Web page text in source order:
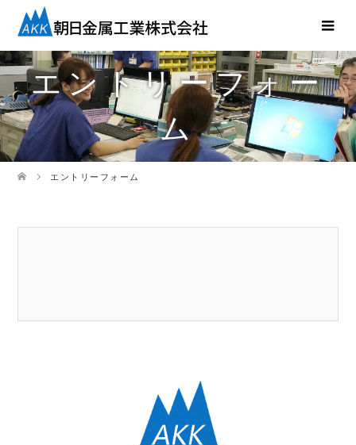
エントリーフォー
ム
エントリーフォーム